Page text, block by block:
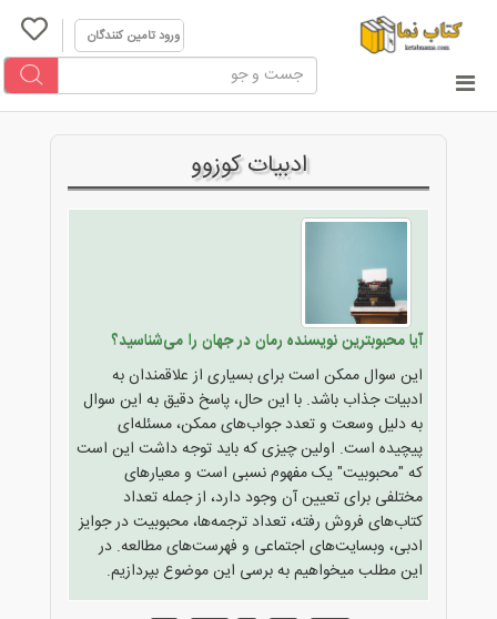
ورود تامین کنندگان
ادبیات کوزوو
آیا محبوبترین نویسنده رمان در جهان را می‌شناسید؟
این سوال ممکن است برای بسیاری از علاقمندان به
ادبیات جذاب باشد. با این حال، پاسخ دقیق به این سوال
به دلیل وسعت و تعدد جواب‌های ممکن، مسئله‌ای
پیچیده است. اولین چیزی که باید توجه داشت این است
که "محبوبیت" یک مفهوم نسبی است و معیارهای
مختلفی برای تعیین آن وجود دارد، از جمله تعداد
کتاب‌های فروش رفته، تعداد ترجمه‌ها، محبوبیت در جوایز
ادبی، وبسایت‌های اجتماعی و فهرست‌های مطالعه. در
این مطلب میخواهیم به برسی این موضوع بپردازیم.